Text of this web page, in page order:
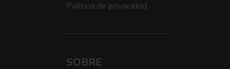
Politica de privacidad
SOBRE